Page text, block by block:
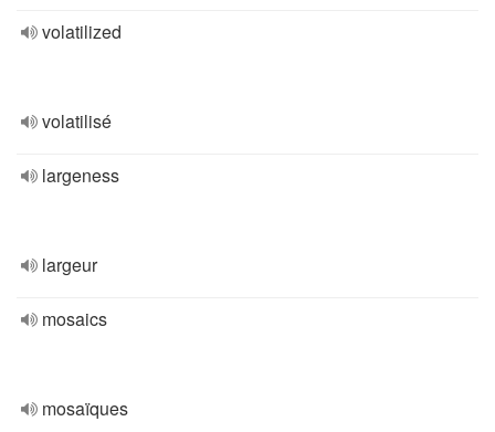
volatilized
volatilisé
largeness
largeur
mosaics
mosaïques